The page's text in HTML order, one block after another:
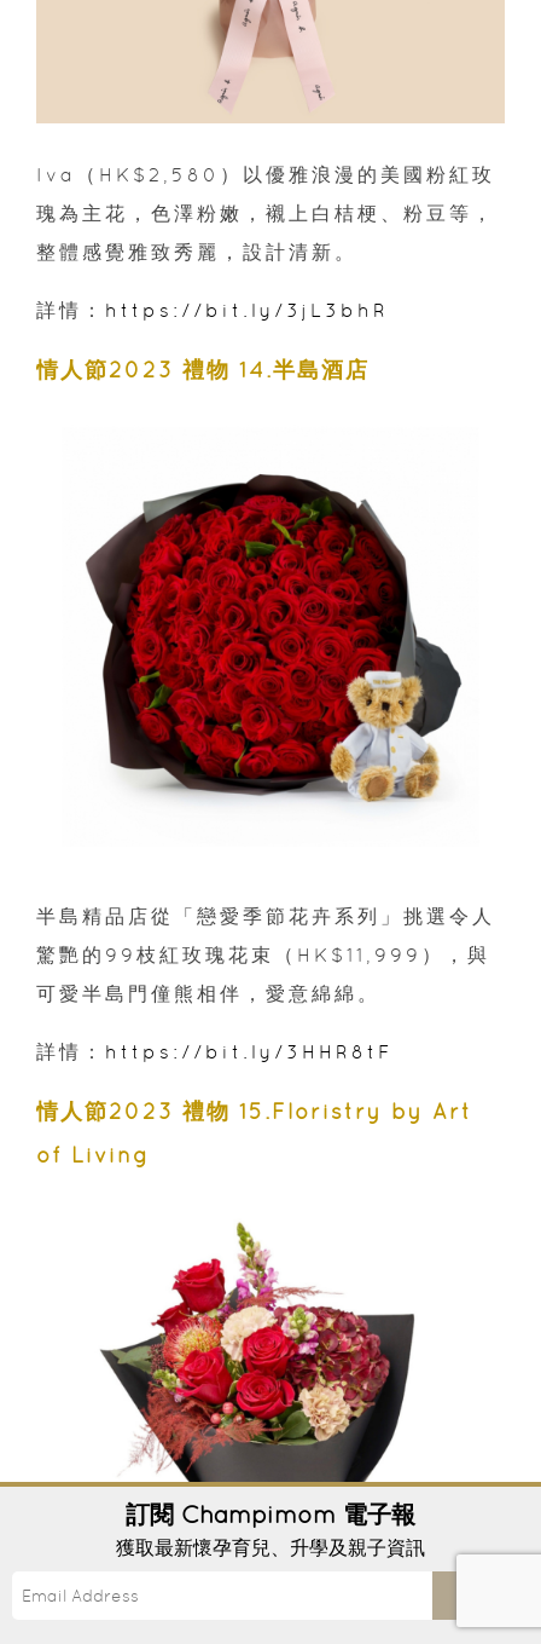
Iva（HK$2,580）以優雅浪漫的美國粉紅玫
瑰為主花，色澤粉嫩，襯上白桔梗、粉豆等，
整體感覺雅致秀麗，設計清新。
詳情： https://bit.ly/3jL3bhR
情人節2023 禮物 14.半島酒店
半島精品店從「戀愛季節花卉系列」挑選令人
驚艷的99枝紅玫瑰花束（HK$11,999），與
可愛半島門僮熊相伴，愛意綿綿。
詳情： https://bit.ly/3HHR8tF
情人節2023 禮物 15.Floristry by Art
of Living
訂閱 Champimom 電子報
獲取最新懷孕育兒、升學及親子資訊